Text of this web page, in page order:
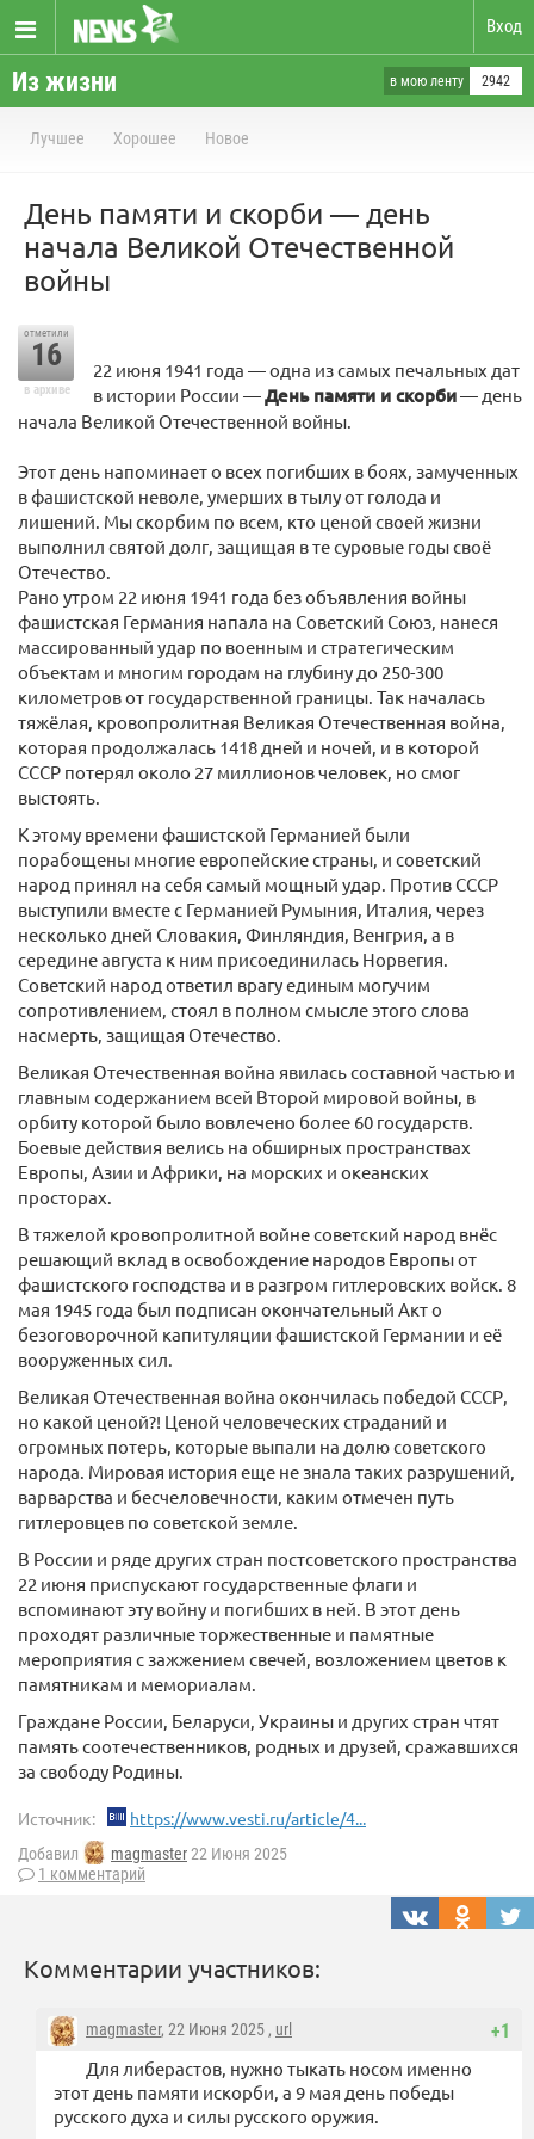
Вход
Из жизни в мою ленту 2942
Лучшее Хорошее Новое
День памяти и скорби — день
начала Великой Отечественной
войны
отметили
16
в архиве
22 июня 1941 года — одна из самых печальных дат
в истории России —День памяти и скорби— день
начала Великой Отечественной войны.
Этот день напоминает о всех погибших в боях, замученных
в фашистской неволе, умерших в тылу от голода и
лишений. Мы скорбим по всем, кто ценой своей жизни
выполнил святой долг, защищая в те суровые годы своё
Отечество.
Рано утром 22 июня 1941 года без объявления войны
фашистская Германия напала на Советский Союз, нанеся
массированный удар по военным и стратегическим
объектам и многим городам на глубину до 250-300
километров от государственной границы. Так началась
тяжёлая, кровопролитная Великая Отечественная война,
которая продолжалась 1418 дней и ночей, и в которой
СССР потерял около 27 миллионов человек, но смог
выстоять.
К этому времени фашистской Германией были
порабощены многие европейские страны, и советский
народ принял на себя самый мощный удар. Против СССР
выступили вместе с Германией Румыния, Италия, через
несколько дней Словакия, Финляндия, Венгрия, а в
середине августа к ним присоединилась Норвегия.
Советский народ ответил врагу единым могучим
сопротивлением, стоял в полном смысле этого слова
насмерть, защищая Отечество.
Великая Отечественная война явилась составной частью и
главным содержанием всей Второй мировой войны, в
орбиту которой было вовлечено более 60 государств.
Боевые действия велись на обширных пространствах
Европы, Азии и Африки, на морских и океанских
просторах.
В тяжелой кровопролитной войне советский народ внёс
решающий вклад в освобождение народов Европы от
фашистского господства и в разгром гитлеровских войск. 8
мая 1945 года был подписан окончательный Акт о
безоговорочной капитуляции фашистской Германии и её
вооруженных сил.
Великая Отечественная война окончилась победой СССР,
но какой ценой?! Ценой человеческих страданий и
огромных потерь, которые выпали на долю советского
народа. Мировая история еще не знала таких разрушений,
варварства и бесчеловечности, каким отмечен путь
гитлеровцев по советской земле.
В России и ряде других стран постсоветского пространства
22 июня приспускают государственные флаги и
вспоминают эту войну и погибших в ней. В этот день
проходят различные торжественные и памятные
мероприятия с зажжением свечей, возложением цветов к
памятникам и мемориалам.
Граждане России, Беларуси, Украины и других стран чтят
память соотечественников, родных и друзей, сражавшихся
за свободу Родины.
Источник: https://www.vesti.ru/article/4...
Добавил magmaster22 Июня 2025
1 комментарий
Комментарии участников:
+1
magmaster, 22 Июня 2025 , url
Для либерастов, нужно тыкать носом именно
этот день памяти искорби, а 9 мая день победы
русского духа и силы русского оружия.